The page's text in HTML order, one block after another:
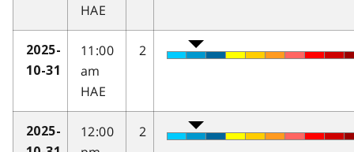
HAE
2025-
10-31
11:00
am
HAE
2
2025-
12:00
2